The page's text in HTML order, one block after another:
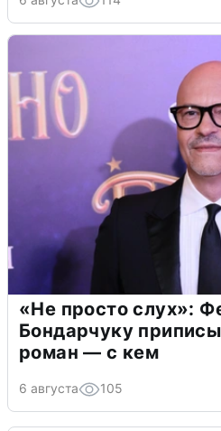
«Не просто слух»:
Бондарчуку
роман — с кем
6 августа 105